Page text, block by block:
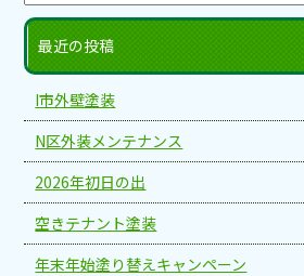
最近の投稿
I市外壁塗装
N区外装メンテナンス
2026年初日の出
空きテナント塗装
年末年始塗り替えキャンペーン